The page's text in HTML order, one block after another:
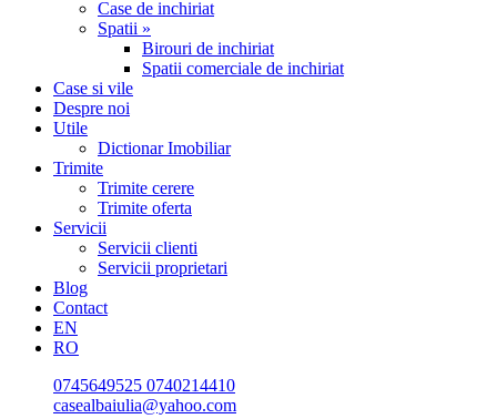
Case de inchiriat
Spatii »
Birouri de inchiriat
Spatii comerciale de inchiriat
Case si vile
Despre noi
Utile
Dictionar Imobiliar
Trimite
Trimite cerere
Trimite oferta
Servicii
Servicii clienti
Servicii proprietari
Blog
Contact
EN
RO
0745649525 0740214410
casealbaiulia@yahoo.com